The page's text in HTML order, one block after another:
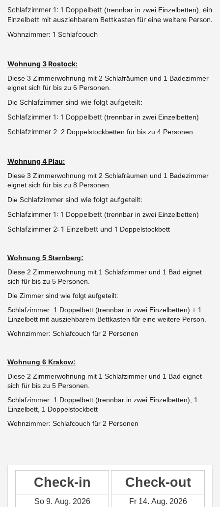
Schlafzimmer 1: 1 Doppelbett (trennbar in zwei Einzelbetten), ein
Einzelbett mit ausziehbarem Bettkasten für eine weitere Person.
Wohnzimmer: 1 Schlafcouch
Wohnung 3 Rostock:
Diese 3 Zimmerwohnung mit 2 Schlafräumen und 1 Badezimmer
eignet sich für bis zu 6 Personen.
Die Schlafzimmer sind wie folgt aufgeteilt:
Schlafzimmer 1: 1 Doppelbett (trennbar in zwei Einzelbetten)
Schlafzimmer 2: 2 Doppelstockbetten für bis zu 4 Personen
Wohnung 4 Plau:
Diese 3 Zimmerwohnung mit 2 Schlafräumen und 1 Badezimmer
eignet sich für bis zu 8 Personen.
Die Schlafzimmer sind wie folgt aufgeteilt:
Schlafzimmer 1: 1 Doppelbett (trennbar in zwei Einzelbetten)
Schlafzimmer 2: 1 Einzelbett und 1 Doppelstockbett
Wohnung 5 Sternberg:
Diese 2 Zimmerwohnung mit 1 Schlafzimmer und 1 Bad eignet
sich für bis zu 5 Personen.
Die Zimmer sind wie folgt aufgeteilt:
Schlafzimmer: 1 Doppelbett (trennbar in zwei Einzelbetten) + 1
Einzelbett mit ausziehbarem Bettkasten für eine weitere Person.
Wohnzimmer: Schlafcouch für 2 Personen
Wohnung 6 Krakow:
Diese 2 Zimmerwohnung mit 1 Schlafzimmer und 1 Bad eignet
sich für bis zu 5 Personen.
Schlafzimmer: 1 Doppelbett (trennbar in zwei Einzelbetten), 1
Einzelbett, 1 Doppelstockbett
Wohnzimmer: Schlafcouch für 2 Personen
Check-in Check-out